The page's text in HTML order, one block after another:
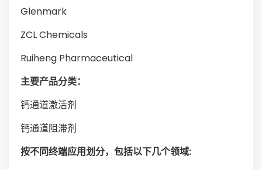
Glenmark
ZCL Chemicals
Ruiheng Pharmaceutical
主要产品分类：
钙通道激活剂
钙通道阻滞剂
按不同终端应用划分，包括以下几个领域: